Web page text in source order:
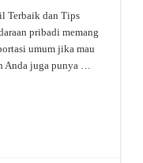
Terbaik dan Tips
pribadi memang
umum jika mau
Anda juga punya …